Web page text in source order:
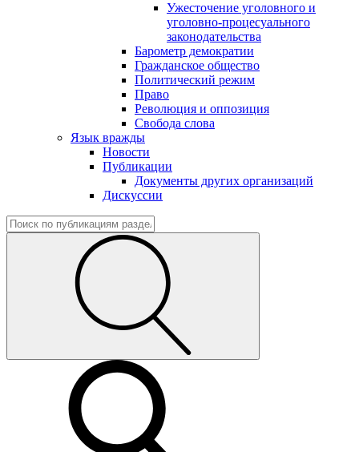
Ужесточение уголовного и
уголовно-процесуального
законодательства
Барометр демократии
Гражданское общество
Политический режим
Право
Революция и оппозиция
Свобода слова
Язык вражды
Новости
Публикации
Документы других организаций
Дискуссии